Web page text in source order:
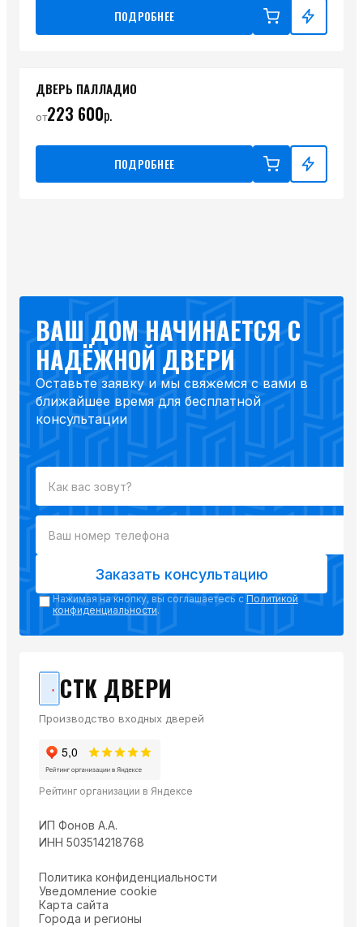
ПОДРОБНЕЕ
ДВЕРЬ ПАЛЛАДИО
от223 600р.
ПОДРОБНЕЕ
ВАШ ДОМ НАЧИНАЕТСЯ С
НАДЁЖНОЙ ДВЕРИ
Оставьте заявку и мы свяжемся с вами в
ближайшее время для бесплатной
консультации
Заказать консультацию
Нажимая на кнопку, вы соглашаетесь с Политикой
конфиденциальности.
СТК ДВЕРИ
Производство входных дверей
Рейтинг организации в Яндексе
ИП Фонов А.А.
ИНН 503514218768
Политика конфиденциальности
Уведомление cookie
Карта сайта
Города и регионы